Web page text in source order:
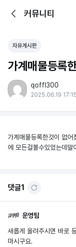
뒤로가기커뮤니티
자유게시판
가계매물등록
qoffl300
2025.06.19 17:15
가계매물등록한것이 없어
에 모든걸볼수있었는데말
댓글1
운영팀
새롭게 올려주시면 바로
마시구요.